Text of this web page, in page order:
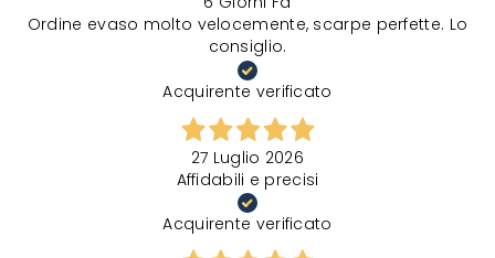
Ordine evaso molto velocemente, scarpe perfette. Lo
consiglio.
Acquirente verificato
27 Luglio 2026
Affidabili e precisi
Acquirente verificato